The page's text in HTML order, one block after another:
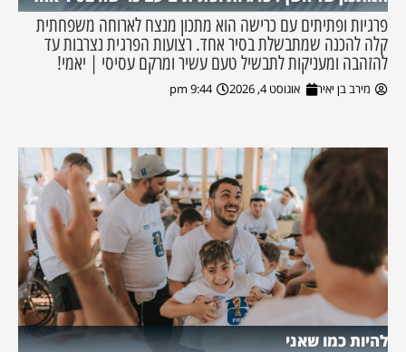
פרגיות ופתיתים עם כרישה הוא מתכון מנצח לארוחה משפחתית
קלה להכנה שמתבשלת בסיר אחד. רצועות הפרגית נצרבות עד
להזהבה ומעניקות לתבשיל טעם עשיר ומרקם עסיסי | יאמי!
מירב בן יאיר אוגוסט 4, 2026 9:44 pm
להיות כמו שאני